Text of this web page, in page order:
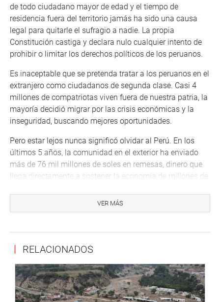
de todo ciudadano mayor de edad y el tiempo de
residencia fuera del territorio jamás ha sido una causa
legal para quitarle el sufragio a nadie. La propia
Constitución castiga y declara nulo cualquier intento de
prohibir o limitar los derechos políticos de los peruanos.
Es inaceptable que se pretenda tratar a los peruanos en el
extranjero como ciudadanos de segunda clase. Casi 4
millones de compatriotas viven fuera de nuestra patria, la
mayoría decidió migrar por las crisis económicas y la
inseguridad, buscando mejores oportunidades.
Pero estar lejos nunca significó olvidar al Perú. En los
últimos 5 años, la comunidad en el exterior ha enviado
más de 76 mil millones de soles en remesas, dinero que
llega directamente a sostener la economía de millones de
derecho del mundo a decidir su futuro.
Representante de los Peruanos en el Exterior (PEX)
VER MÁS
RELACIONADOS